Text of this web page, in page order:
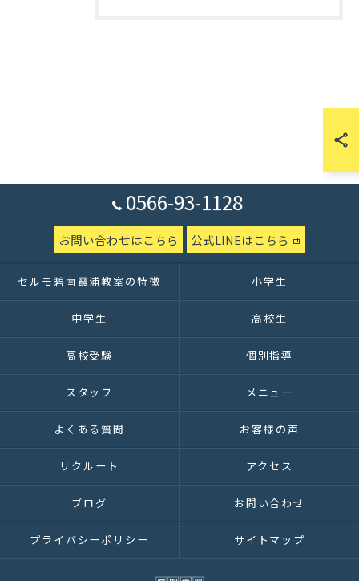
0566-93-1128
お問い合わせはこちら 公式LINEはこちら
セルモ碧南霞浦教室の特徴 小学生
中学生 高校生
高校受験 個別指導
スタッフ メニュー
よくある質問 お客様の声
リクルート アクセス
ブログ お問い合わせ
プライバシーポリシー サイトマップ